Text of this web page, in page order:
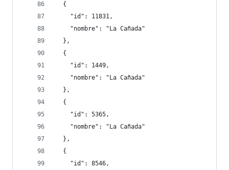
  {
    "id": 11831,
    "nombre": "La Cañada"
  },
  {
    "id": 1449,
    "nombre": "La Cañada"
  },
  {
    "id": 5365,
    "nombre": "La Cañada"
  },
  {
    "id": 8546,